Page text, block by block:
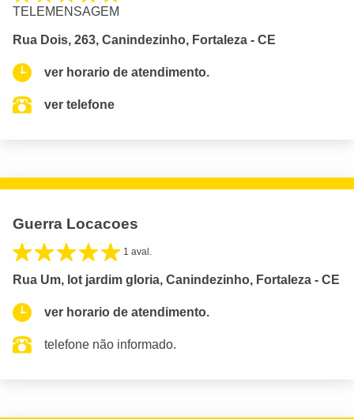
TELEMENSAGEM
Rua Dois, 263, Canindezinho, Fortaleza - CE
ver horario de atendimento.
ver telefone
Guerra Locacoes
1 aval.
Rua Um, lot jardim gloria, Canindezinho, Fortaleza - CE
ver horario de atendimento.
telefone não informado.